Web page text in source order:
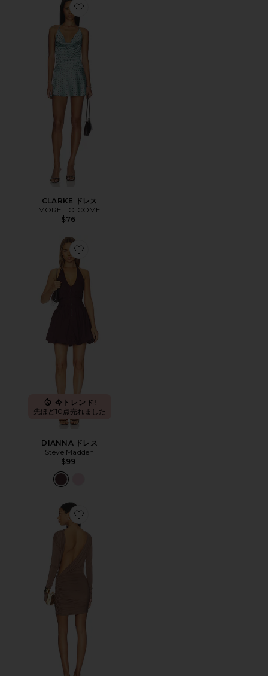
Favorite CLARKE ドレス
CLARKE ドレス
MORE TO COME
$76
Favorite DIANNA ドレス
今トレンド!
先ほど10点売れました
DIANNA ドレス
Steve Madden
$99
Favorite ROMY ミニドレス